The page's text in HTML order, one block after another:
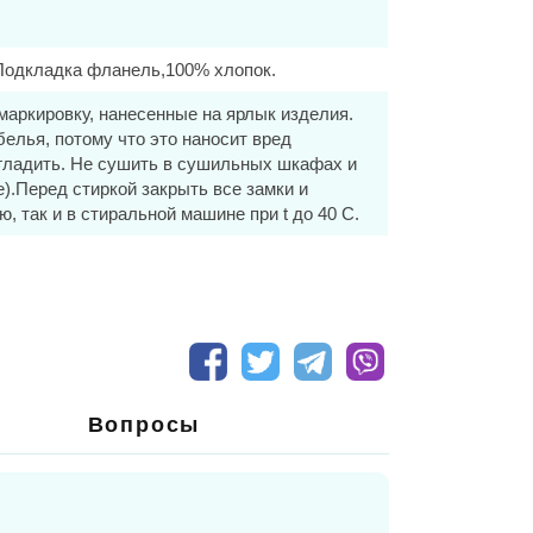
с высокой термоизоляцией, легко
счет особого сплетения волокон. Но при
давно полюбили европейские
всегда в тепле. Температурный
фланель,100% хлопок.
нанесенные на ярлык изделия.
потому что это наносит вред
Не сушить в сушильных шкафах и
стиркой закрыть все замки и
так и в стиральной машине при t до 40 С.
Вопросы